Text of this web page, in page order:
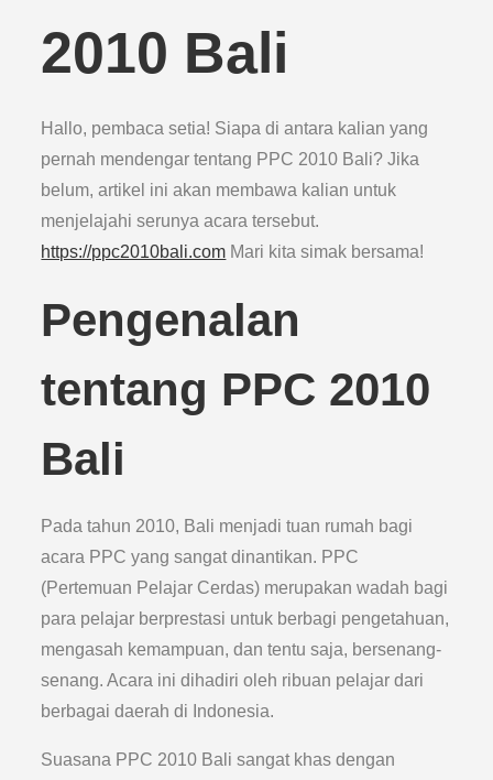
2010 Bali
Hallo, pembaca setia! Siapa di antara kalian yang
pernah mendengar tentang PPC 2010 Bali? Jika
belum, artikel ini akan membawa kalian untuk
menjelajahi serunya acara tersebut.
https://ppc2010bali.com Mari kita simak bersama!
Pengenalan
tentang PPC 2010
Bali
Pada tahun 2010, Bali menjadi tuan rumah bagi
acara PPC yang sangat dinantikan. PPC
(Pertemuan Pelajar Cerdas) merupakan wadah bagi
para pelajar berprestasi untuk berbagi pengetahuan,
mengasah kemampuan, dan tentu saja, bersenang-
senang. Acara ini dihadiri oleh ribuan pelajar dari
berbagai daerah di Indonesia.
Suasana PPC 2010 Bali sangat khas dengan